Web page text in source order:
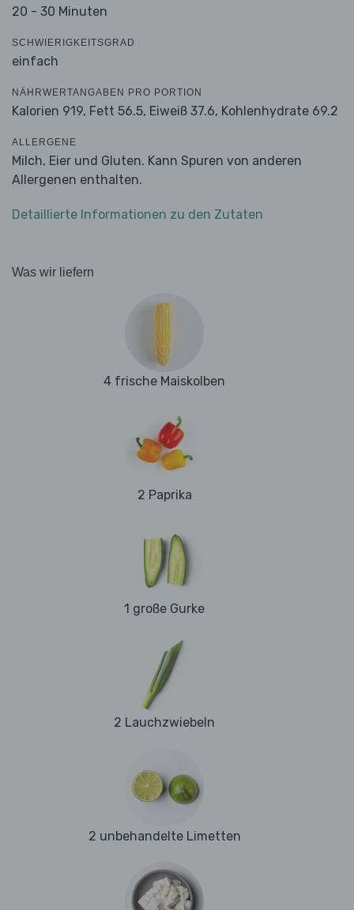
20 - 30 Minuten
SCHWIERIGKEITSGRAD
einfach
NÄHRWERTANGABEN PRO PORTION
Kalorien 919, Fett 56.5, Eiweiß 37.6, Kohlenhydrate 69.2
ALLERGENE
Milch, Eier und Gluten. Kann Spuren von anderen
Allergenen enthalten.
Detaillierte Informationen zu den Zutaten
Was wir liefern
4 frische Maiskolben
2 Paprika
1 große Gurke
2 Lauchzwiebeln
2 unbehandelte Limetten